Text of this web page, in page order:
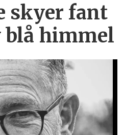
skyer fant
blå himmel